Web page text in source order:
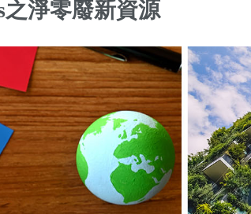
之淨零廢新資源